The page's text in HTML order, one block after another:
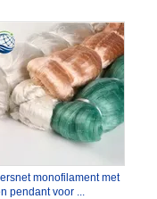
monofilament met
pendant voor ...